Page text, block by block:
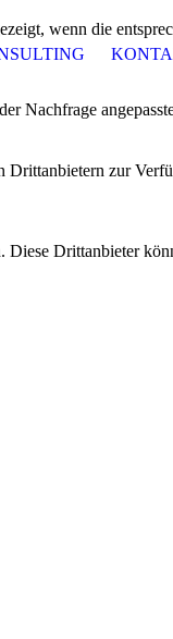
wenn die
Nachfrage
Drittanbietern zur
Drittanbieter